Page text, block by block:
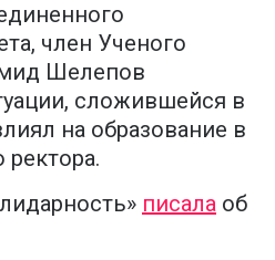
член Ученого
Шелепов
сложившейся в
на образование в
ректора.
писала об